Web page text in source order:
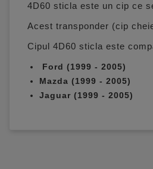
4D60 sticla este un cip ce
Acest transponder (cip
Cipul 4D60 sticla este
Ford (1999 - 2005)
Mazda (1999 - 2005)
Jaguar (1999 - 2005)